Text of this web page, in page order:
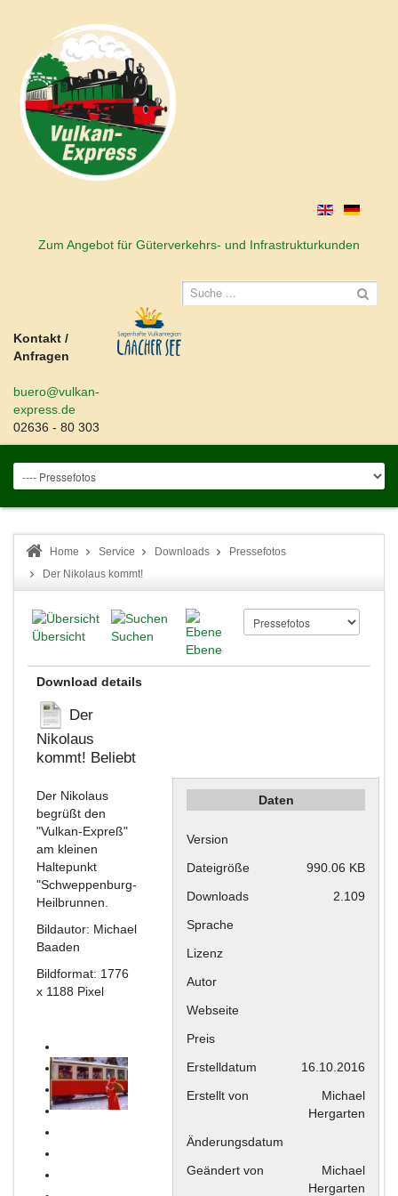
Zum Angebot für Güterverkehrs- und Infrastrukturkunden
Kontakt /
Anfragen
buero@vulkan-
express.de
02636 - 80 303
Home Service Downloads
Pressefotos
Der Nikolaus kommt!
Übersicht
Suchen
Ebene
Download details
Der
Nikolaus
kommt! Beliebt
Der Nikolaus
begrüßt den
"Vulkan-Expreß"
am kleinen
Haltepunkt
"Schweppenburg-
Heilbrunnen.
Bildautor: Michael
Baaden
Bildformat: 1776
x 1188 Pixel
Daten
Version
Dateigröße
990.06 KB
Downloads
2.109
Sprache
Lizenz
Autor
Webseite
Preis
Erstelldatum
16.10.2016
Erstellt von
Michael
Hergarten
Änderungsdatum
Geändert von
Michael
Hergarten